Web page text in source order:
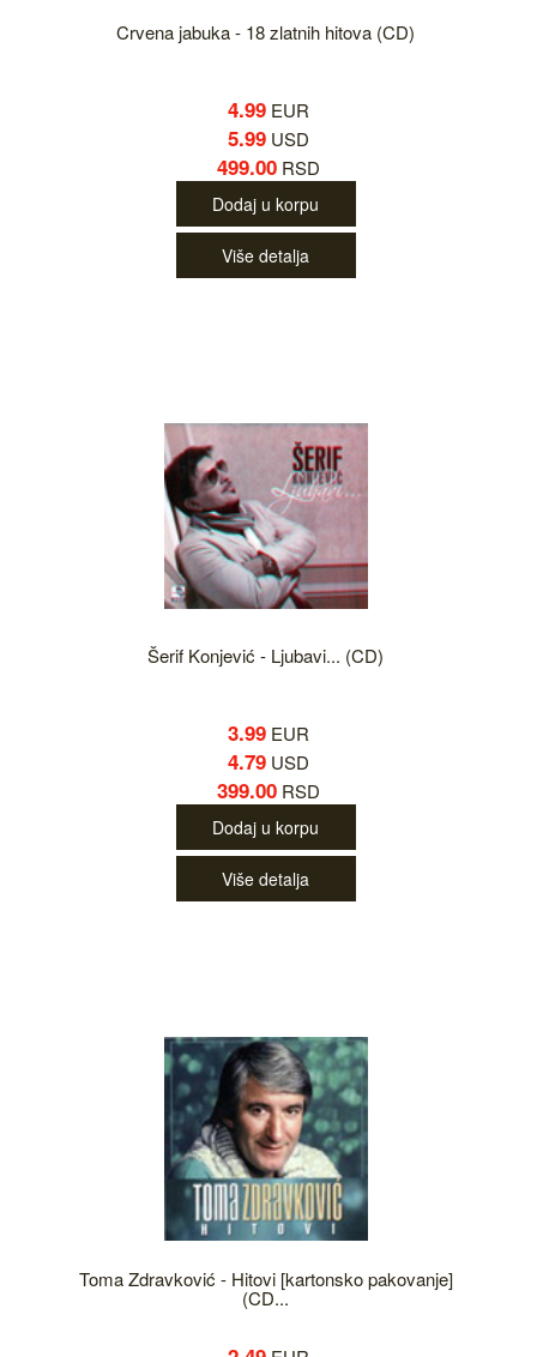
Crvena jabuka - 18 zlatnih hitova (CD)
4.99 EUR
5.99 USD
499.00 RSD
Dodaj u korpu
Više detalja
Šerif Konjević - Ljubavi... (CD)
3.99 EUR
4.79 USD
399.00 RSD
Dodaj u korpu
Više detalja
Toma Zdravković - Hitovi [kartonsko pakovanje]
(CD...